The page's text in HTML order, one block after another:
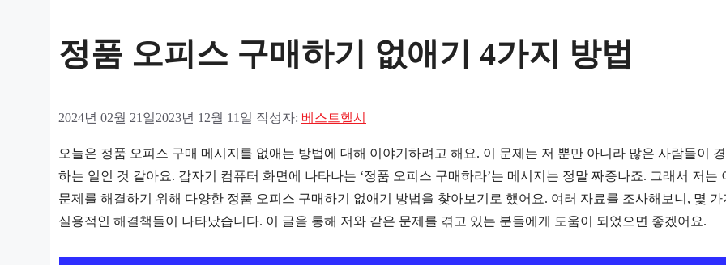
정품 오피스 구매하기 없애기 4가지 방법
2024년 02월 21일2023년 12월 11일 작성자: 베스트헬시
오늘은 정품 오피스 구매 메시지를 없애는 방법에 대해 이야기하려고 해요. 이 문제는 저 뿐만 아니라 많은 사람들이
하는 일인 것 같아요. 갑자기 컴퓨터 화면에 나타나는 ‘정품 오피스 구매하라’는 메시지는 정말 짜증나죠. 그래서 저는
문제를 해결하기 위해 다양한 정품 오피스 구매하기 없애기 방법을 찾아보기로 했어요. 여러 자료를 조사해보니, 몇 가
실용적인 해결책들이 나타났습니다. 이 글을 통해 저와 같은 문제를 겪고 있는 분들에게 도움이 되었으면 좋겠어요.